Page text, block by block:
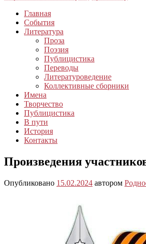
Главная
События
Литература
Проза
Поэзия
Публицистика
Переводы
Литературоведение
Коллективные сборники
Имена
Творчество
Публицистика
В пути
История
Контакты
Произведения
Опубликовано 15.02.2024 автором